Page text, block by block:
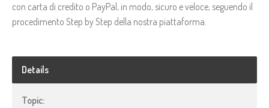
con carta di credito o PayPal, in modo, sicuro e veloce, seguendo il
procedimento Step by Step della nostra piattaforma.
Details
Topic: